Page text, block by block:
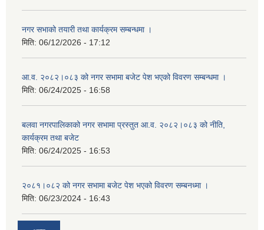
नगर सभाको तयारी तथा कार्यक्रम सम्बन्धमा ।
मिति: 06/12/2026 - 17:12
आ.व. २०८२।०८३ को नगर सभामा बजेट पेश भएको विवरण सम्बन्धमा ।
मिति: 06/24/2025 - 16:58
बलवा नगरपालिकाको नगर सभामा प्रस्तुत आ.व. २०८२।०८३ को नीति,
कार्यक्रम तथा बजेट
मिति: 06/24/2025 - 16:53
२०८१।०८२ को नगर सभामा बजेट पेश भएको विवरण सम्बनध्मा ।
मिति: 06/23/2024 - 16:43